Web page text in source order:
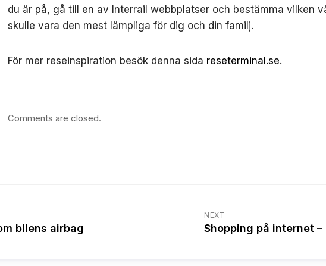
du är på, gå till en av Interrail webbplatser och bestämma vilken
skulle vara den mest lämpliga för dig och din familj.
För mer reseinspiration besök denna sida reseterminal.se.
Comments are closed.
NEXT
Shopping på internet
bilens airbag